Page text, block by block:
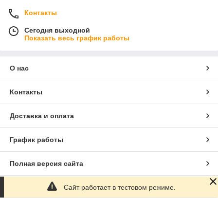
Контакты
Сегодня выходной
Показать весь график работы
О нас
Контакты
Доставка и оплата
График работы
Полная версия сайта
Сайт создан на маркетплейсеSatu.kz
Сайт работает в тестовом режиме.